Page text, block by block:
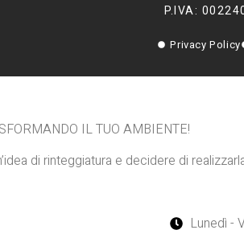
P.IVA:
Privacy Policy
IL TUO AMBIENTE!
di rinteggiatura e decidere di
Lunedì -